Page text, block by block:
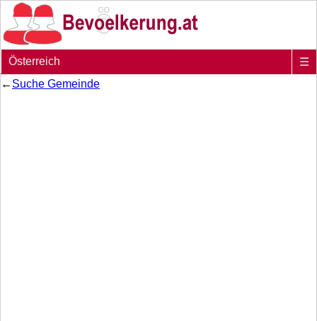
Österreich
☰
← Suche Gemeinde